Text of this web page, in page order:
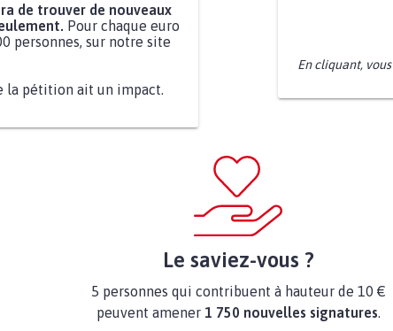
de trouver de nouveaux
Pour chaque euro
personnes, sur notre site
la pétition ait un impact.
En cliquant,
Le saviez-vous ?
5 personnes qui contribuent à hauteur de 10 €
peuvent amener 1 750 nouvelles signatures.